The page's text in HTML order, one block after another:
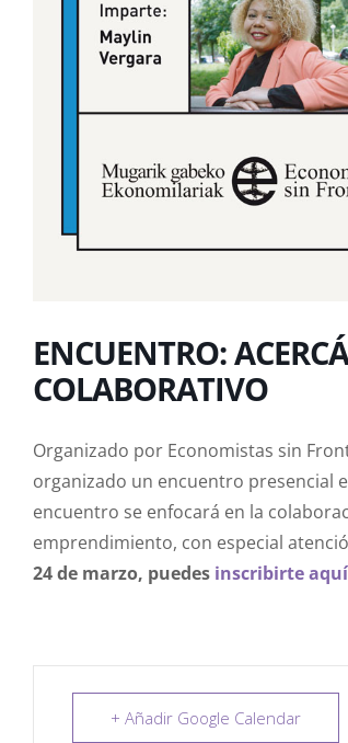
ENCUENTRO:
COLABORATIVO
Organizado por Economistas sin
organizado un encuentro presencial
encuentro se enfocará en la
emprendimiento, con especial
24 de marzo, puedes inscribirte aquí
+ Añadir Google Calendar